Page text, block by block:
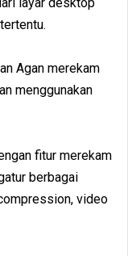
Agan merekam
menggunakan
fitur merekam
berbagai
video